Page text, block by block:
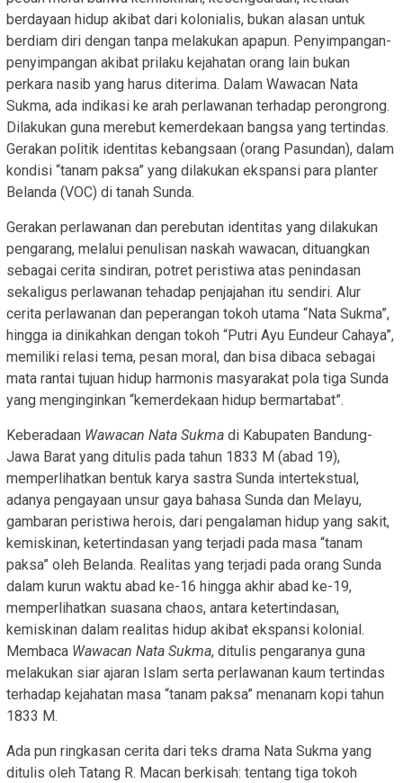
berdayaan hidup akibat dari kolonialis, bukan alasan untuk
berdiam diri dengan tanpa melakukan apapun. Penyimpangan-
penyimpangan akibat prilaku kejahatan orang lain bukan
perkara nasib yang harus diterima. Dalam Wawacan Nata
Sukma, ada indikasi ke arah perlawanan terhadap perongrong.
Dilakukan guna merebut kemerdekaan bangsa yang tertindas.
Gerakan politik identitas kebangsaan (orang Pasundan), dalam
kondisi “tanam paksa” yang dilakukan ekspansi para planter
Belanda (VOC) di tanah Sunda.
Gerakan perlawanan dan perebutan identitas yang dilakukan
pengarang, melalui penulisan naskah wawacan, dituangkan
sebagai cerita sindiran, potret peristiwa atas penindasan
sekaligus perlawanan tehadap penjajahan itu sendiri. Alur
cerita perlawanan dan peperangan tokoh utama “Nata Sukma”,
hingga ia dinikahkan dengan tokoh “Putri Ayu Eundeur Cahaya”,
memiliki relasi tema, pesan moral, dan bisa dibaca sebagai
mata rantai tujuan hidup harmonis masyarakat pola tiga Sunda
yang menginginkan “kemerdekaan hidup bermartabat”.
Keberadaan Wawacan Nata Sukma di Kabupaten Bandung-
Jawa Barat yang ditulis pada tahun 1833 M (abad 19),
memperlihatkan bentuk karya sastra Sunda intertekstual,
adanya pengayaan unsur gaya bahasa Sunda dan Melayu,
gambaran peristiwa herois, dari pengalaman hidup yang sakit,
kemiskinan, ketertindasan yang terjadi pada masa “tanam
paksa” oleh Belanda. Realitas yang terjadi pada orang Sunda
dalam kurun waktu abad ke-16 hingga akhir abad ke-19,
memperlihatkan suasana chaos, antara ketertindasan,
kemiskinan dalam realitas hidup akibat ekspansi kolonial.
Membaca Wawacan Nata Sukma, ditulis pengaranya guna
melakukan siar ajaran Islam serta perlawanan kaum tertindas
terhadap kejahatan masa “tanam paksa” menanam kopi tahun
1833 M.
Ada pun ringkasan cerita dari teks drama Nata Sukma yang
ditulis oleh Tatang R. Macan berkisah: tentang tiga tokoh